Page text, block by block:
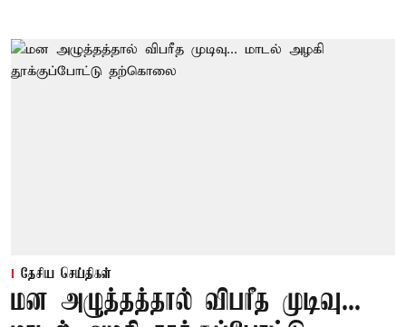
தேசிய செய்திகள்
மன அழுத்தத்தால் விபரீத முடிவு...